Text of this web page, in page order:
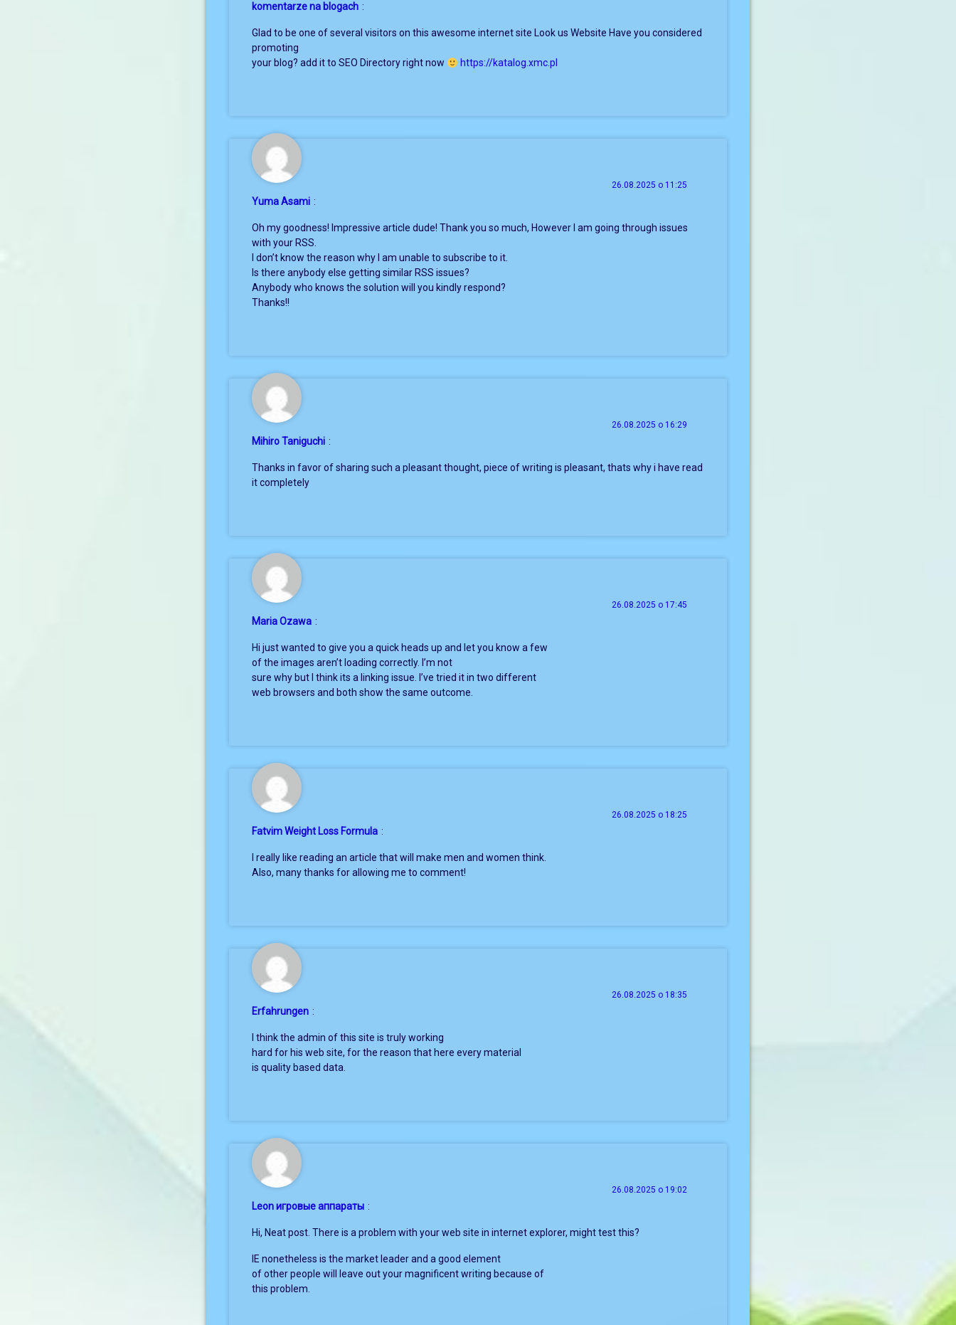
komentarze na blogach :
Glad to be one of several visitors on this awesome internet site Look us Website Have you considered
promoting
your blog? add it to SEO Directory right now
https://katalog.xmc.pl
Yuma Asami :
26.08.2025 о 11:25
Oh my goodness! Impressive article dude! Thank you so much, However I am going through issues
with your RSS.
I don’t know the reason why I am unable to subscribe to it.
Is there anybody else getting similar RSS issues?
Anybody who knows the solution will you kindly respond?
Thanks!!
Mihiro Taniguchi :
26.08.2025 о 16:29
Thanks in favor of sharing such a pleasant thought, piece of writing is pleasant, thats why i have read
it completely
Maria Ozawa :
26.08.2025 о 17:45
Hi just wanted to give you a quick heads up and let you know a few
of the images aren’t loading correctly. I’m not
sure why but I think its a linking issue. I’ve tried it in two different
web browsers and both show the same outcome.
Fatvim Weight Loss Formula :
26.08.2025 о 18:25
I really like reading an article that will make men and women think.
Also, many thanks for allowing me to comment!
Erfahrungen :
26.08.2025 о 18:35
I think the admin of this site is truly working
hard for his web site, for the reason that here every material
is quality based data.
Leon игровые аппараты :
26.08.2025 о 19:02
Hi, Neat post. There is a problem with your web site in internet explorer, might test this?
IE nonetheless is the market leader and a good element
of other people will leave out your magnificent writing because of
this problem.